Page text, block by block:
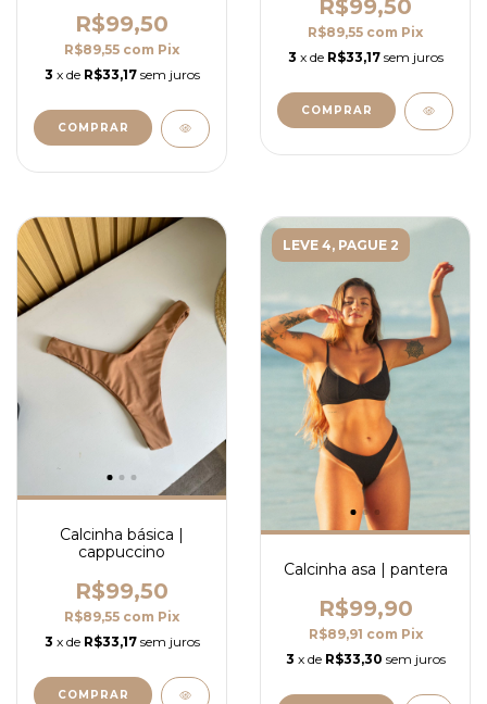
R$99,50
R$89,55 com Pix
3 x de R$33,17 sem juros
COMPRAR
R$99,50
R$89,55 com Pix
3 x de R$33,17 sem juros
COMPRAR
Calcinha básica |
cappuccino
R$99,50
R$89,55 com Pix
3 x de R$33,17 sem juros
COMPRAR
LEVE 4, PAGUE 2
Calcinha asa | pantera
R$99,90
R$89,91 com Pix
3 x de R$33,30 sem juros